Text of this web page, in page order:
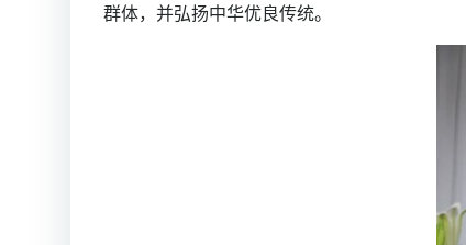
群体，并弘扬中华优良传统。